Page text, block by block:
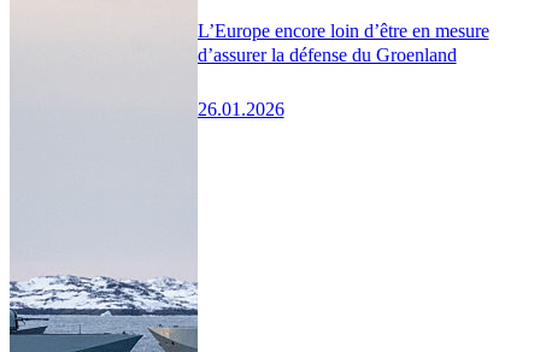
L’Europe encore loin d’être en mesure
d’assurer la défense du Groenland
26.01.2026